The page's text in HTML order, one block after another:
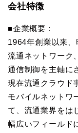
会社特徴
■企業概要：
1964年創業以来、
流通ネットワーク
通信制御を主軸に
現在流通クラウド
モバイルネットワ
て、流通業界をは
幅広いフィールド